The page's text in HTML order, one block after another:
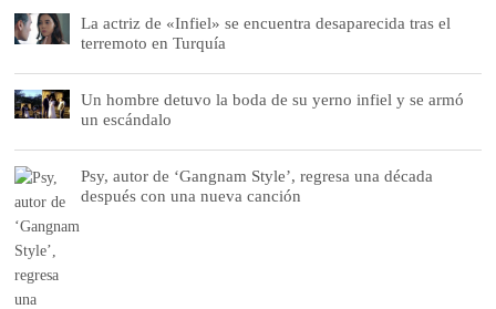
La actriz de «Infiel» se encuentra desaparecida tras el
terremoto en Turquía
Un hombre detuvo la boda de su yerno infiel y se armó
un escándalo
Psy, autor de ‘Gangnam Style’, regresa una década
después con una nueva canción